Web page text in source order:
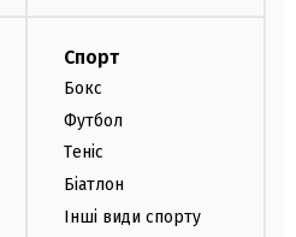
Спорт
Бокс
Футбол
Теніс
Біатлон
Інші види спорту